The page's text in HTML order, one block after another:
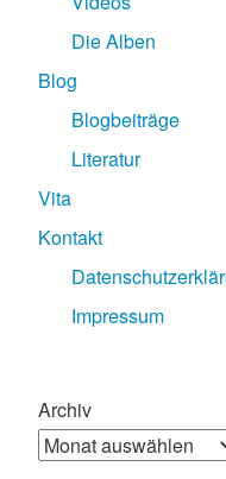
Die Alben
Blog
Blogbeiträge
Literatur
Vita
Kontakt
Impressum
Archiv